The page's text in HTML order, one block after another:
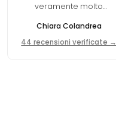
veramente molto
fatta.
Chiara Colandrea
44 recensioni verificate →